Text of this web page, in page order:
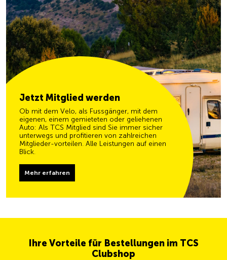
Jetzt Mitglied werden
Ob mit dem Velo, als Fussgänger, mit dem
eigenen, einem gemieteten oder geliehenen
Auto: Als TCS Mitglied sind Sie immer sicher
unterwegs und profitieren von zahlreichen
Mitglieder-vorteilen. Alle Leistungen auf einen
Blick.
Mehr erfahren
Ihre Vorteile für Bestellungen im TCS
Clubshop